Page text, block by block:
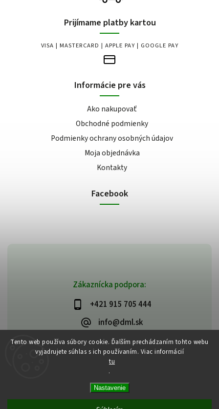
Tento web používa súbory cookie. Ďalším prechádzaním tohto webu
vyjadrujete súhlas s ich používaním. Viac informácií
tu
.
Nastavenie
Zákaznícka podpora:
+421 915 705 444
info@dml.sk
Prijímame platby kartou
VISA | MASTERCARD | APPLE PAY | GOOGLE PAY
Informácie pre vás
Ako nakupovať
Obchodné podmienky
Podmienky ochrany osobných údajov
Moja objednávka
Kontakty
Facebook
bifeedus | BIO | DIA | BEZLEPKOVÉ POTRAVINY
Shoptet| Design